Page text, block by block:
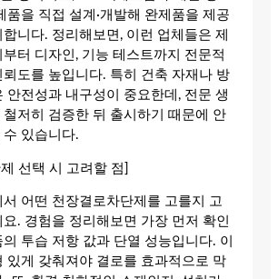
품을 직접 설계·개발해 완제품을 제공
니다. 정리해보면, 이런 업체들은 제
터 디자인, 기능 테스트까지 전문적
뢰도를 높입니다. 특히 건축 자재나 방
안전성과 내구성이 중요한데, 전문 생
저히 검증한 뒤 출시하기 때문에 안
있습니다.
선택 시 고려할 점]
서 어떤 천장결로차단제를 고를지 고
. 경험을 정리해보면 가장 먼저 확인
투습 저항 값과 단열 성능입니다. 이
있게 갖춰져야 결로를 효과적으로 막